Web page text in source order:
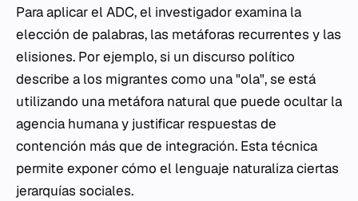
Para aplicar el ADC, el investigador examina la
elección de palabras, las metáforas recurrentes y las
elisiones. Por ejemplo, si un discurso político
describe a los migrantes como una "ola", se está
utilizando una metáfora natural que puede ocultar la
agencia humana y justificar respuestas de
contención más que de integración. Esta técnica
permite exponer cómo el lenguaje naturaliza ciertas
jerarquías sociales.